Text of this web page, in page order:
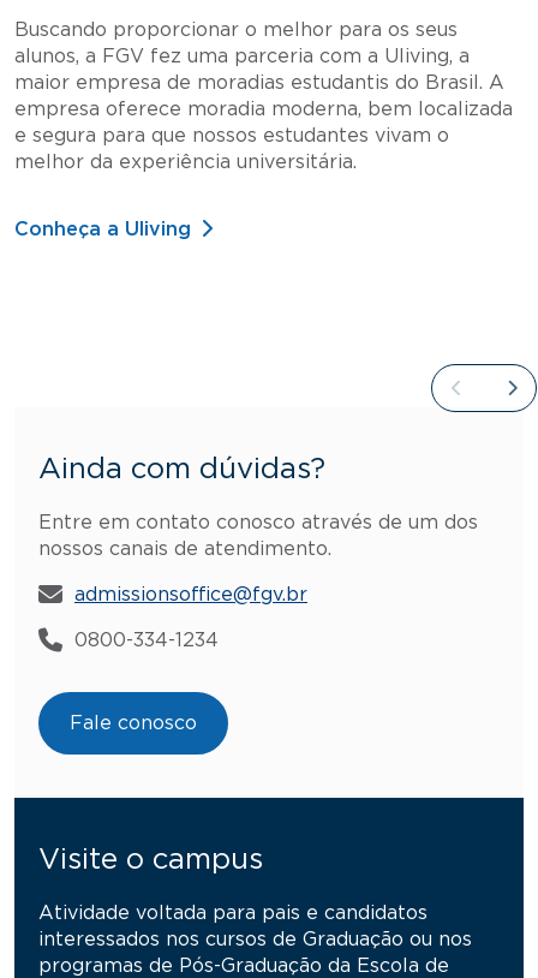
Buscando proporcionar o melhor para os seus
alunos, a FGV fez uma parceria com a Uliving, a
maior empresa de moradias estudantis do Brasil. A
empresa oferece moradia moderna, bem localizada
e segura para que nossos estudantes vivam o
melhor da experiência universitária.
Conheça a Uliving
Ainda com dúvidas?
Entre em contato conosco através de um dos
nossos canais de atendimento.
admissionsoffice@fgv.br
0800-334-1234
Fale conosco
Visite o campus
Atividade voltada para pais e candidatos
interessados nos cursos de Graduação ou nos
programas de Pós-Graduação da Escola de